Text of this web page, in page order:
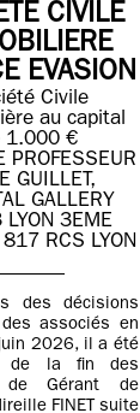
CIVILE
EVASION
Civile
au capital
1.000 €
PROFESSEUR
GUILLET,
GALLERY
3EME
RCS LYON
des décisions
associés en
2026, il a été
de la fin des
de Gérant de
FINET suite